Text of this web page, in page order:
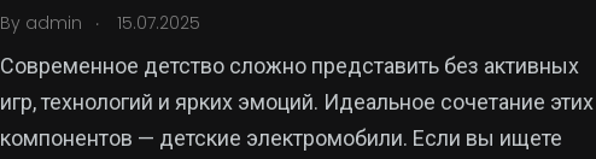
By admin . 15.07.2025
Современное детство сложно представить без активных
игр, технологий и ярких эмоций. Идеальное сочетание этих
компонентов — детские электромобили. Если вы ищете